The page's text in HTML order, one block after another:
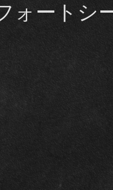
ォートシ